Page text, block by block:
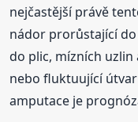
nejčastější právě
nádor prorůstající
do plic, mízních
nebo fluktuující
amputace je